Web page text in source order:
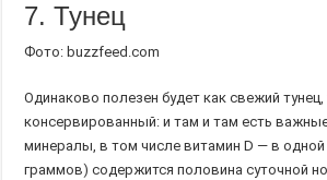
7. Тунец
Фото: buzzfeed.com
Одинаково полезен будет как свежий тунец,
консервированный: и там и там есть
минералы, в том числе витамин D — в
граммов) содержится половина суточной